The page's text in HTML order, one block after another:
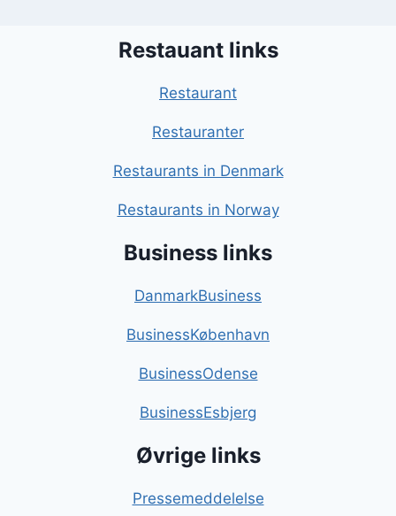
Restauant links
Restaurant
Restauranter
Restaurants in Denmark
Restaurants in Norway
Business links
DanmarkBusiness
BusinessKøbenhavn
BusinessOdense
BusinessEsbjerg
Øvrige links
Pressemeddelelse